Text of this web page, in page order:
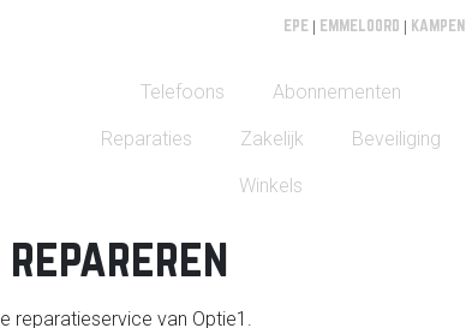
EPE | EMMELOORD | KAMPEN
Telefoons Abonnementen
Reparaties Zakelijk Beveiliging
Winkels
reparatieservice van Optie1.